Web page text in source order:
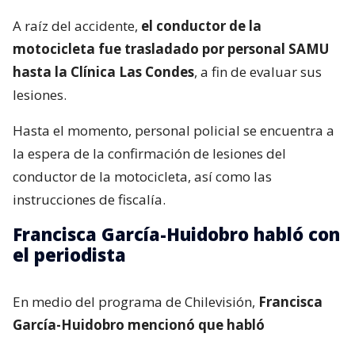
A raíz del accidente, el conductor de la
motocicleta fue trasladado por personal SAMU
hasta la Clínica Las Condes, a fin de evaluar sus
lesiones.
Hasta el momento, personal policial se encuentra a
la espera de la confirmación de lesiones del
conductor de la motocicleta, así como las
instrucciones de fiscalía.
Francisca García-Huidobro habló con
el periodista
En medio del programa de Chilevisión, Francisca
García-Huidobro mencionó que habló